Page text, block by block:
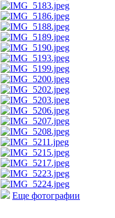
Еще фотографии